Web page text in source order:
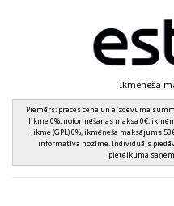
Ikmēneša
Piemērs: preces cena un aizdevuma
likme 0%, noformēšanas maksa 0€,
likme (GPL) 0%, ikmēneša maksājums
informatīva nozīme. Individuāls
pieteikuma